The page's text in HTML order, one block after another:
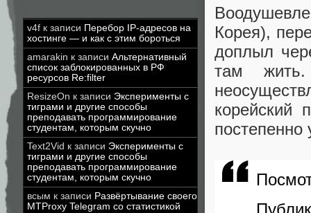
v4f к записи Перебор IP-адресов на
хостинге — и как с этим бороться
amarakin к записи Альтернативный
список заблокированных в РФ
ресурсов Re:filter
ResizeOn к записи Эксперименты с
тиграми и другие способы
преподавать программирование
студентам, которым скучно
Text2Vid к записи Эксперименты с
тиграми и другие способы
преподавать программирование
студентам, которым скучно
всым к записи Развёртывание своего
MTProxy Telegram со статистикой
Корея),
доплыл
там
корейский